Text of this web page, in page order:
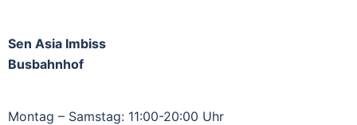
Sen Asia Imbiss
Busbahnhof
Montag – Samstag: 11:00-20:00 Uhr